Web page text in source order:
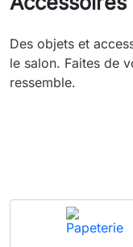
Des objets et
le salon. Faites de
ressemble.